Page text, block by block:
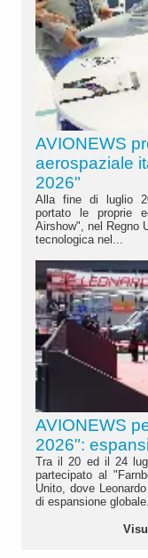
AVIONEWS
aerospaziale
2026"
Alla fine di luglio
portato le proprie
Airshow", nel Regno
tecnologica nel...
AVIONEWS
2026":
Tra il 20 ed il 24
partecipato al
Unito, dove
di espansione